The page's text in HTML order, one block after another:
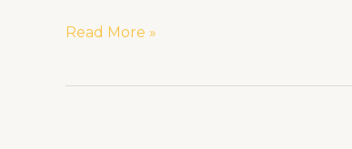
Read More »